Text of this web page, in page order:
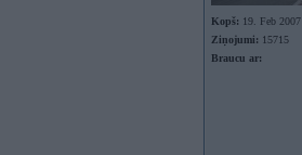
Kopš: 19. Feb 2007
Ziņojumi: 15715
Braucu ar: